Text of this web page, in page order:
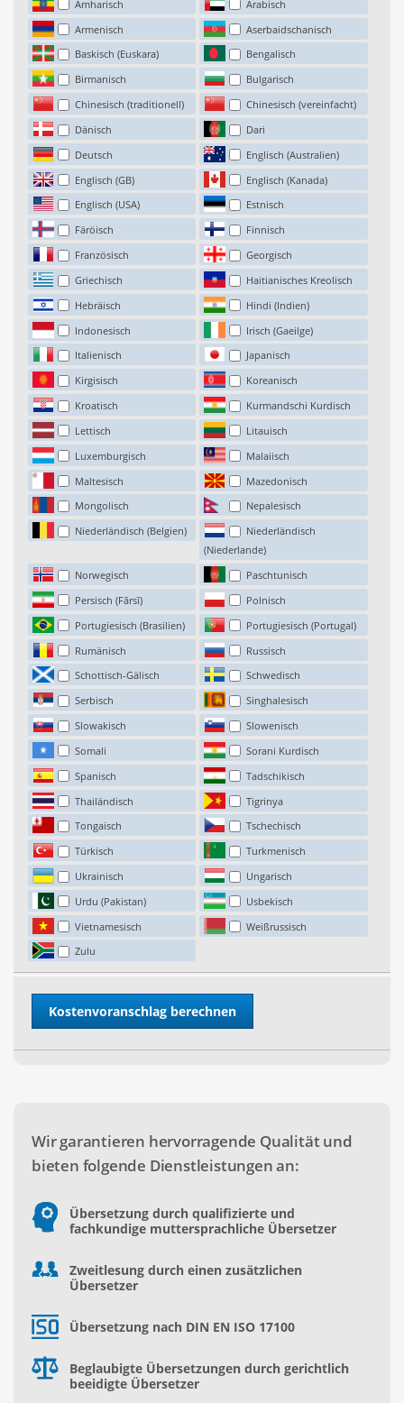
Amharisch
Arabisch
Armenisch
Aserbaidschanisch
Baskisch (Euskara)
Bengalisch
Birmanisch
Bulgarisch
Chinesisch (traditionell)
Chinesisch (vereinfacht)
Dänisch
Dari
Deutsch
Englisch (Australien)
Englisch (GB)
Englisch (Kanada)
Englisch (USA)
Estnisch
Färöisch
Finnisch
Französisch
Georgisch
Griechisch
Haitianisches Kreolisch
Hebräisch
Hindi (Indien)
Indonesisch
Irisch (Gaeilge)
Italienisch
Japanisch
Kirgisisch
Koreanisch
Kroatisch
Kurmandschi Kurdisch
Lettisch
Litauisch
Luxemburgisch
Malaiisch
Maltesisch
Mazedonisch
Mongolisch
Nepalesisch
Niederländisch (Belgien)
Niederländisch
(Niederlande)
Norwegisch
Paschtunisch
Persisch (Fārsī)
Polnisch
Portugiesisch (Brasilien)
Portugiesisch (Portugal)
Rumänisch
Russisch
Schottisch-Gälisch
Schwedisch
Serbisch
Singhalesisch
Slowakisch
Slowenisch
Somali
Sorani Kurdisch
Spanisch
Tadschikisch
Thailändisch
Tigrinya
Tongaisch
Tschechisch
Türkisch
Turkmenisch
Ukrainisch
Ungarisch
Urdu (Pakistan)
Usbekisch
Vietnamesisch
Weißrussisch
Zulu
Wir garantieren hervorragende Qualität und
bieten folgende Dienstleistungen an:
Übersetzung durch qualifizierte und
fachkundige muttersprachliche Übersetzer
Zweitlesung durch einen zusätzlichen
Übersetzer
Übersetzung nach DIN EN ISO 17100
Beglaubigte Übersetzungen durch gerichtlich
beeidigte Übersetzer